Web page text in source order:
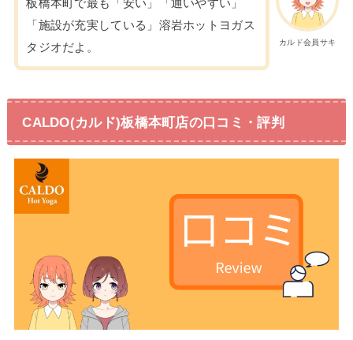
カルド会員サキ
板橋本町で最も「安い」「通いやすい」
「施設が充実している」溶岩ホットヨガス
タジオだよ。
CALDO(カルド)板橋本町店の口コミ・評判